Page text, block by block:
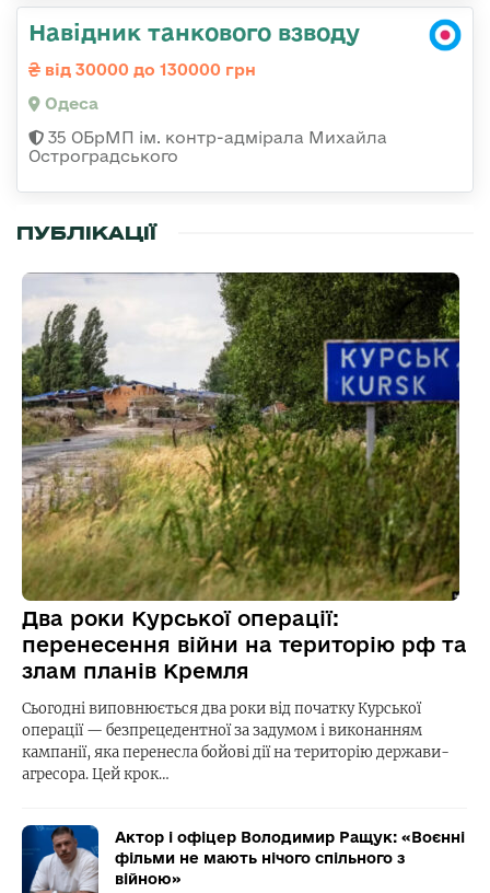
Навідник танкового взводу
від 30000 до 130000 грн
Одеса
35 ОБрМП ім. контр-адмірала Михайла
Остроградського
ПУБЛІКАЦІЇ
Два роки Курської операції:
перенесення війни на територію рф та
злам планів Кремля
Сьогодні виповнюється два роки від початку Курської
операції — безпрецедентної за задумом і виконанням
кампанії, яка перенесла бойові дії на територію держави-
агресора. Цей крок…
Актор і офіцер Володимир Ращук: «Воєнні
фільми не мають нічого спільного з
війною»